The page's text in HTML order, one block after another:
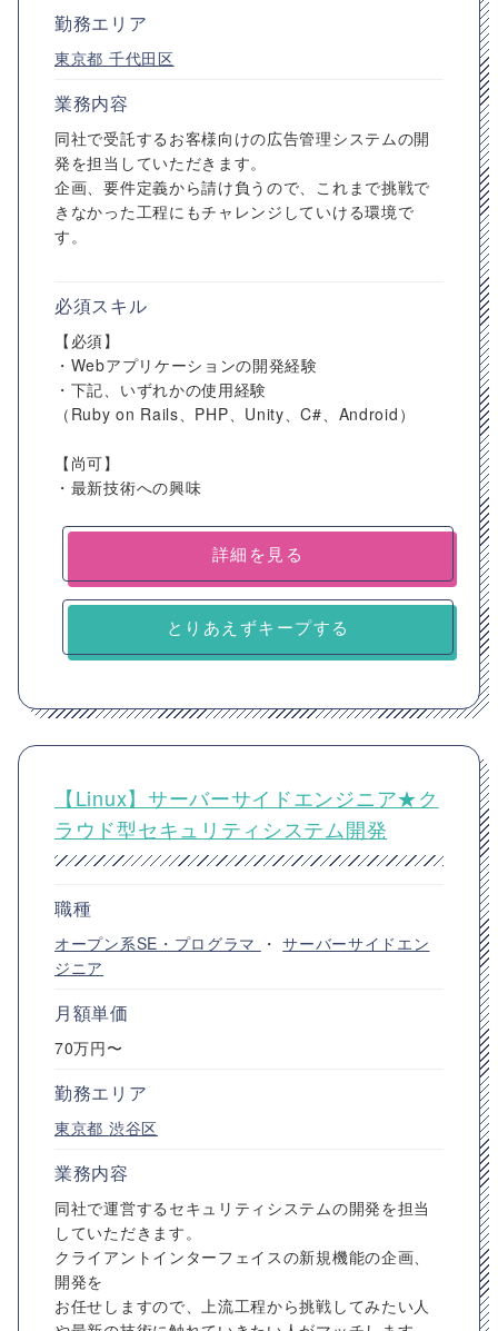
勤務エリア
東京都 千代田区
業務内容
同社で受託するお客様向けの広告管理システムの開
発を担当していただきます。
企画、要件定義から請け負うので、これまで挑戦で
きなかった工程にもチャレンジしていける環境で
す。
必須スキル
【必須】
・Webアプリケーションの開発経験
・下記、いずれかの使用経験
（Ruby on Rails、PHP、Unity、C#、Android）
【尚可】
・最新技術への興味
詳細を見る
とりあえずキープする
【Linux】サーバーサイドエンジニア★ク
ラウド型セキュリティシステム開発
職種
オープン系SE・プログラマ ・サーバーサイドエン
ジニア
月額単価
70万円〜
勤務エリア
東京都 渋谷区
業務内容
同社で運営するセキュリティシステムの開発を担当
していただきます。
クライアントインターフェイスの新規機能の企画、
開発を
お任せしますので、上流工程から挑戦してみたい人